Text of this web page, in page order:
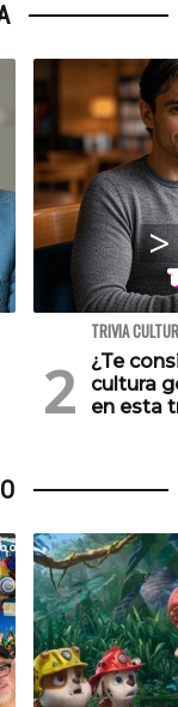
TRIVIA
¿Te
cultura
en esta